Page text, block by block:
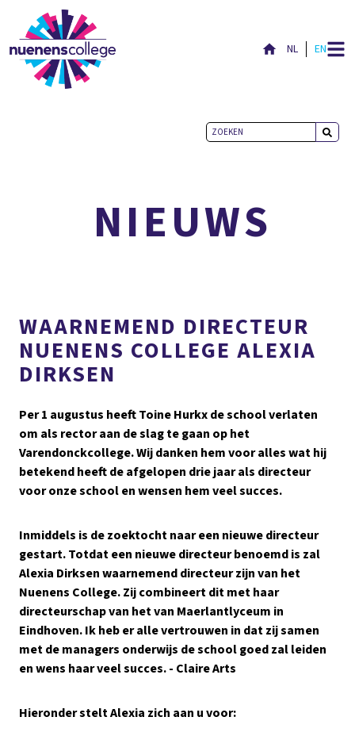
NL EN
ACTUEEL
NIEUWS
WAARNEMEND DIRECTEUR
NUENENS COLLEGE ALEXIA
DIRKSEN
Per 1 augustus heeft Toine Hurkx de school verlaten
om als rector aan de slag te gaan op het
Varendonckcollege. Wij danken hem voor alles wat hij
betekend heeft de afgelopen drie jaar als directeur
voor onze school en wensen hem veel succes.
Inmiddels is de zoektocht naar een nieuwe directeur
gestart. Totdat een nieuwe directeur benoemd is zal
Alexia Dirksen waarnemend directeur zijn van het
Nuenens College. Zij combineert dit met haar
directeurschap van het van Maerlantlyceum in
Eindhoven. Ik heb er alle vertrouwen in dat zij samen
met de managers onderwijs de school goed zal leiden
en wens haar veel succes.- Claire Arts
Hieronderstelt Alexia zich aan u voor: